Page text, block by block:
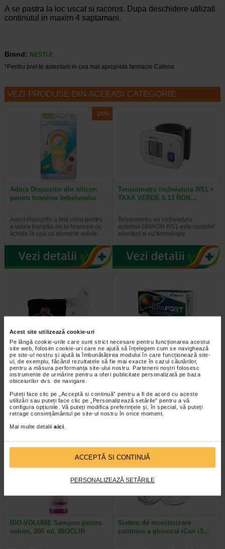
Acest site utilizează cookie-uri
Pe lângă cookie-urile care sunt strict necesare pentru funcționarea acestui
site web, folosim cookie-uri care ne ajută să înțelegem cum se navighează
pe site-ul nostru și ajută la îmbunătățirea modului în care funcționează site-
ul, de exemplu, făcând rezultatele să fie mai exacte în cazul căutărilor,
pentru a măsura performanța site-ului nostru. Partenerii noștri folosesc
instrumente de urmărire pentru a oferi publicitate personalizată pe baza
obiceiurilor dvs. de navigare.
Puteți face clic pe „Acceptă si continuă” pentru a fi de acord cu aceste
utilizări sau puteți face clic pe „Personalizează setările” pentru a vă
configura opțiunile. Vă puteți modifica preferințele și, în special, vă puteți
retrage consimțământul pe site-ul nostru în orice moment.
Mai multe detalii aici.
ACCEPTĂ SI CONTINUĂ
PERSONALIZEAZĂ SETĂRILE
A se pastra la loc uscat si racoros. Dupa deschidere utilizati
continutul in maxim 4 saptamani.
Brand: NESTLE
*Pentru pret te asteptam in cea mai apropiata farmacie Catena
VEZI PRODUSE DIN ACEEASI CATEGORIE
-25%
Adora Dispozitiv din silicon
pentru hranirea bebelusului
Acest dispozitiv a fost creat pentru
a usura tranzitia de la hranirea cu
lichide la cea cu alimente solide…
Tensiometru incheietura RS1 +
TAXA VERDE 0.13 RON…
Tensiometru de incheietura
automat OMRON RS1 este complet
silentios si cu tehnologie…
MINUT Nebulizator ultrasonic
cu membrana + TAXA…
Nebulizator ultrasonic cu
membrana MINUT - nebulizator
foarte silentios, portabil, rapid…
Hepafort, 30 capsule, Benesio
supliment alimentar pe baza de
extracte din plante si colina…
BIO-VOLUME Sampon pentru
volum, 200 ml, BIOCLIN
Sistem de monitorizare
continua a glucozei iCan i3…